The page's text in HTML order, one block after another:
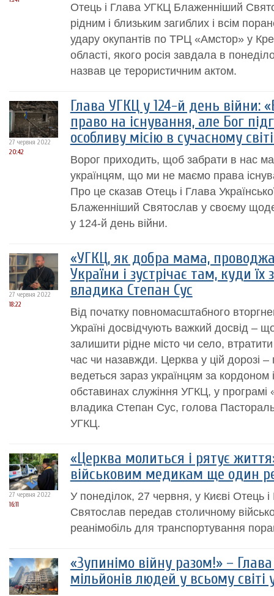
Отець і Глава УГКЦ Блаженніший
рідним і близьким загиблих і всім
удару окупантів по ТРЦ «Амстор» у
області, якого росія завдала в
назвав це терористичним актом.
27 червня 2022
20:42
Глава УГКЦ у 124-й день війни:
право на існування, але Бог
особливу місію в сучасному
Ворог приходить, щоб забрати в нас
українцям, що ми не маємо права
Про це сказав Отець і Глава
Блаженніший Святослав у своєму
у 124-й день війни.
27 червня 2022
18:22
«УГКЦ, як добра мама,
України і зустрічає там, куди
владика Степан Сус
Від початку повномасштабного
Україні досвідчують важкий досвід –
залишити рідне місто чи село,
час чи назавжди. Церква у цій дорозі
ведеться зараз українцям за кордоном
обставинах служіння УГКЦ, у програмі
владика Степан Сус, голова
УГКЦ.
27 червня 2022
16:11
«Церква молиться і рятує
військовим медикам ще один
У понеділок, 27 червня, у Києві Отець
Святослав передав столичному
реанімобіль для транспортування
«Зупинімо війну разом!» –
мільйонів людей у всьому світі